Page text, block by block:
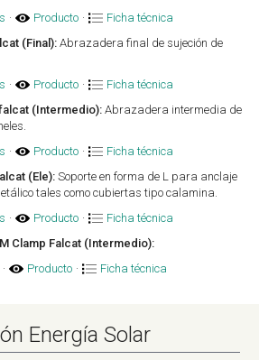
· Producto ·
Ficha técnica
(Final): Abrazadera final de sujeción de
· Producto ·
Ficha técnica
(Intermedio): Abrazadera intermedia de
· Producto ·
Ficha técnica
(Ele): Soporte en forma de L para anclaje
tales como cubiertas tipo calamina.
· Producto ·
Ficha técnica
Clamp Falcat (Intermedio):
· Producto · Ficha técnica
Energía Solar